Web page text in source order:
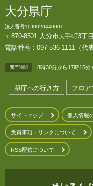
大分県庁
法人番号1000020440001
〒870-8501 大分市大手町3丁
電話番号：097-536-1111（代表
開庁時間 8時30分から17時15分
県庁への行き方 フロア
サイトマップ 個人情報
免責事項・リンクについて
RSS配信について